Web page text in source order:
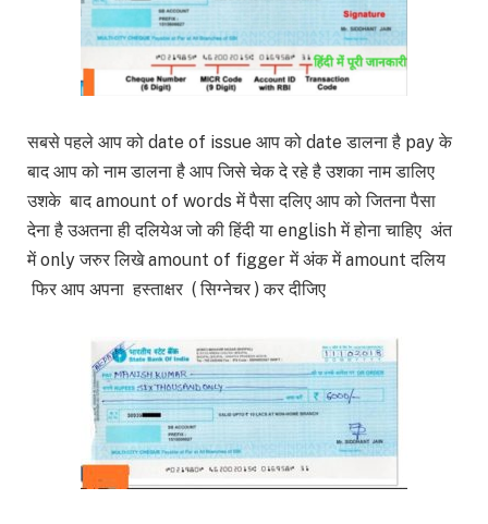
सबसे पहले आप को date of issue आप को date डालना है pay के
बाद आप को नाम डालना है आप जिसे चेक दे रहे है उशका नाम डालिए
उशके बाद amount of words में पैसा दलिए आप को जितना पैसा
देना है उअतना ही दलियेअ जो की हिंदी या english में होना चाहिए अंत
में only जरुर लिखे amount of figger में अंक में amount दलिय
फिर आप अपना हस्ताक्षर ( सिग्नेचर ) कर दीजिए